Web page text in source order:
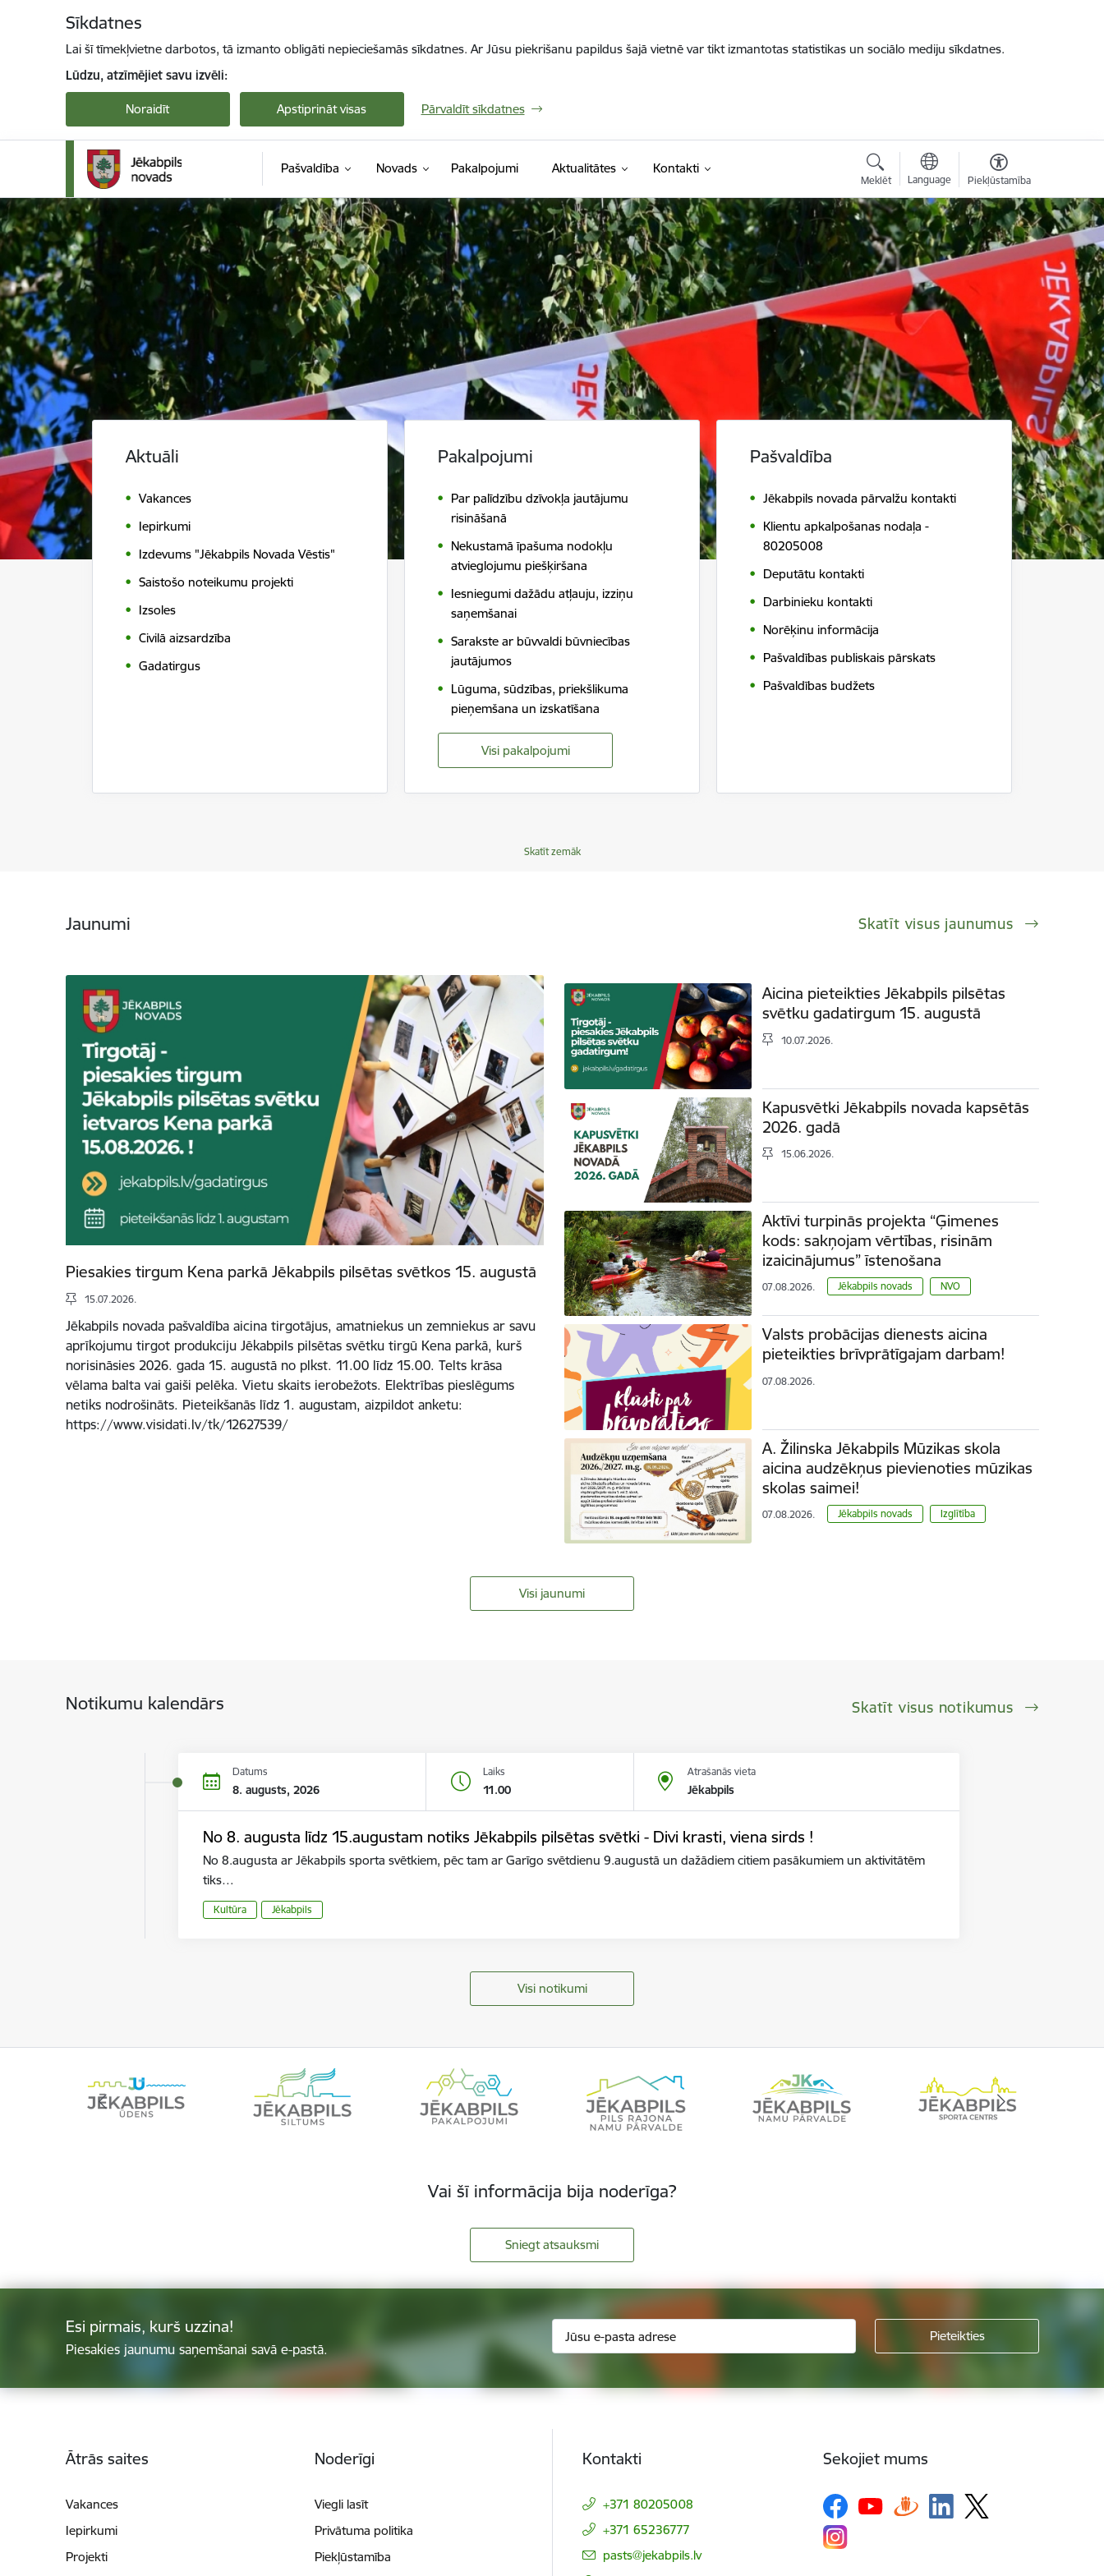
Sīkdatnes
Lai šī tīmekļvietne darbotos, tā izmanto obligāti nepieciešamās sīkdatnes. Ar Jūsu piekrišanu papildus šajā vietnē var tikt izmantotas statistikas un sociālo mediju sīkdatnes.
Lūdzu, atzīmējiet savu izvēli:
Noraidīt Apstiprināt visas Pārvaldīt sīkdatnes
Pašvaldība Novads Pakalpojumi Aktualitātes Kontakti
Meklēt Language Piekļūstamība
Jekabpils novada pašvaldība
Aktuāli
Vakances
Iepirkumi
Izdevums "Jēkabpils Novada Vēstis"
Saistošo noteikumu projekti
Izsoles
Civilā aizsardzība
Gadatirgus
Pakalpojumi
Par palīdzību dzīvokļa jautājumu
risināšanā
Nekustamā īpašuma nodokļu
atvieglojumu piešķiršana
Iesniegumi dažādu atļauju, izziņu
saņemšanai
Sarakste ar būvvaldi būvniecības
jautājumos
Lūguma, sūdzības, priekšlikuma
pieņemšana un izskatīšana
Visi pakalpojumi
Pašvaldība
Jēkabpils novada pārvalžu kontakti
Klientu apkalpošanas nodaļa -
80205008
Deputātu kontakti
Darbinieku kontakti
Norēķinu informācija
Pašvaldības publiskais pārskats
Pašvaldības budžets
Skatīt zemāk
Jaunumi Skatīt visus jaunumus
Piesakies tirgum Kena parkā Jēkabpils pilsētas svētkos 15. augustā
15.07.2026.
Jēkabpils novada pašvaldība aicina tirgotājus, amatniekus un zemniekus ar savu
aprīkojumu tirgot produkciju Jēkabpils pilsētas svētku tirgū Kena parkā, kurš
norisināsies 2026. gada 15. augustā no plkst. 11.00 līdz 15.00. Telts krāsa
vēlama balta vai gaiši pelēka. Vietu skaits ierobežots. Elektrības pieslēgums
netiks nodrošināts. Pieteikšanās līdz 1. augustam, aizpildot anketu:
https://www.visidati.lv/tk/12627539/
Aicina pieteikties Jēkabpils pilsētas
svētku gadatirgum 15. augustā
10.07.2026.
Kapusvētki Jēkabpils novada kapsētās
2026. gadā
15.06.2026.
Aktīvi turpinās projekta “Ģimenes
kods: sakņojam vērtības, risinām
izaicinājumus” īstenošana
07.08.2026. Jēkabpils novads NVO
Valsts probācijas dienests aicina
pieteikties brīvprātīgajam darbam!
07.08.2026.
A. Žilinska Jēkabpils Mūzikas skola
aicina audzēkņus pievienoties mūzikas
skolas saimei!
07.08.2026. Jēkabpils novads Izglītība
Visi jaunumi
Notikumu kalendārs Skatīt visus notikumus
Datums
8. augusts, 2026
Laiks
11.00
Atrašanās vieta
Jēkabpils
No 8. augusta līdz 15.augustam notiks Jēkabpils pilsētas svētki - Divi krasti, viena sirds !
No 8.augusta ar Jēkabpils sporta svētkiem, pēc tam ar Garīgo svētdienu 9.augustā un dažādiem citiem pasākumiem un aktivitātēm
tiks…
Kultūra Jēkabpils
Visi notikumi
Vai šī informācija bija noderīga?
Sniegt atsauksmi
Esi pirmais, kurš uzzina!
Piesakies jaunumu saņemšanai savā e-pastā.
Ātrās saites
Vakances
Iepirkumi
Projekti
Noderīgi
Viegli lasīt
Privātuma politika
Piekļūstamība
Kontakti
+371 80205008
+371 65236777
E-pasts:
pasts@jekabpils.lv
Sekojiet mums